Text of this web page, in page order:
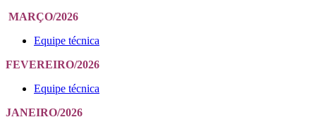
MARÇO/2026
Equipe técnica
FEVEREIRO/2026
Equipe técnica
JANEIRO/2026